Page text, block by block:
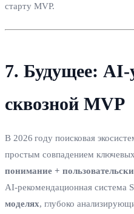
старту MVP.
7. Будущее:
сквозной MVP
В 2026 году поисковая
простым совпадением
понимание +
AI‑рекомендационная система
моделях, глубоко